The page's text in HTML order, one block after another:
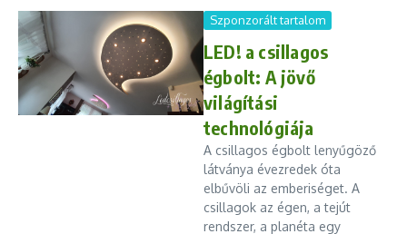
Szponzorált tartalom
LED! a csillagos
égbolt: A jövő
világítási
technológiája
A csillagos égbolt lenyűgöző
látványa évezredek óta
elbűvöli az emberiséget. A
csillagok az égen, a tejút
rendszer, a planéta egy